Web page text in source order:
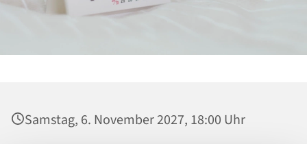
Samstag, 6. November 2027, 18:00 Uhr